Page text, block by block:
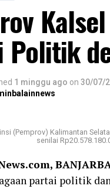
Politik
1 minggu ago on 30/07/
(Pemprov) Kalimantan
senilai
partai politik